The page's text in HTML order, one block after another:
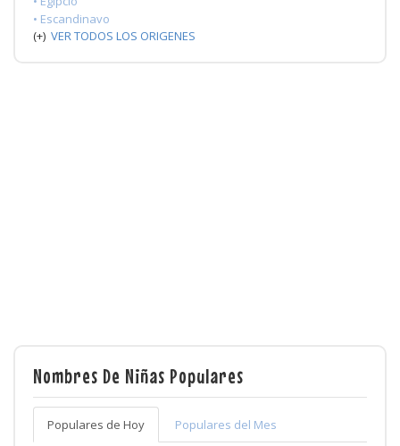
• Escandinavo
(+) VER TODOS LOS ORIGENES
Nombres De Niñas Populares
Populares de Hoy Populares del Mes